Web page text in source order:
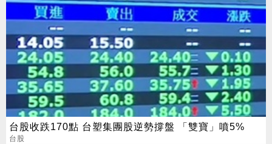
台股收跌170點 台塑集團股逆勢撐盤 「雙寶」噴5%
台股